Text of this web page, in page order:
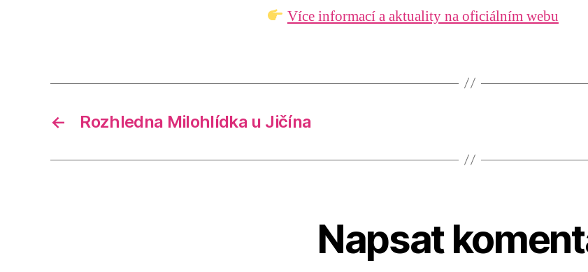
Více informací a aktuality na oficiálním webu
← Rozhledna Milohlídka u Jičína
Napsat